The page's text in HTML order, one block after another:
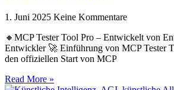
1. Juni 2025 Keine Kommentare
🔸MCP Tester Tool Pro – Entwickelt von
Entwickler 🚀 Einführung von MCP Tester
den offiziellen Start von MCP
Read More »